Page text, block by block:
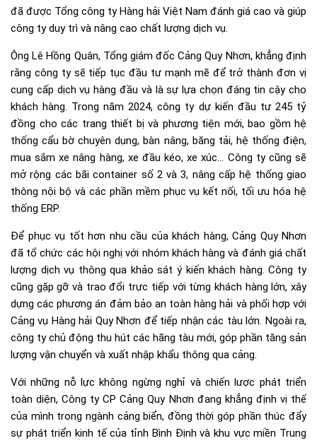
đã được Tổng công ty Hàng hải Việt Nam đánh giá cao và giúp
công ty duy trì và nâng cao chất lượng dịch vụ.
Ông Lê Hồng Quân, Tổng giám đốc Cảng Quy Nhơn, khẳng định
rằng công ty sẽ tiếp tục đầu tư mạnh mẽ để trở thành đơn vị
cung cấp dịch vụ hàng đầu và là sự lựa chọn đáng tin cậy cho
khách hàng. Trong năm 2024, công ty dự kiến đầu tư 245 tỷ
đồng cho các trang thiết bị và phương tiện mới, bao gồm hệ
thống cẩu bờ chuyên dụng, bàn nâng, băng tải, hệ thống điện,
mua sắm xe nâng hàng, xe đầu kéo, xe xúc… Công ty cũng sẽ
mở rộng các bãi container số 2 và 3, nâng cấp hệ thống giao
thông nội bộ và các phần mềm phục vụ kết nối, tối ưu hóa hệ
thống ERP.
Để phục vụ tốt hơn nhu cầu của khách hàng, Cảng Quy Nhơn
đã tổ chức các hội nghị với nhóm khách hàng và đánh giá chất
lượng dịch vụ thông qua khảo sát ý kiến khách hàng. Công ty
cũng gặp gỡ và trao đổi trực tiếp với từng khách hàng lớn, xây
dựng các phương án đảm bảo an toàn hàng hải và phối hợp với
Cảng vụ Hàng hải Quy Nhơn để tiếp nhận các tàu lớn. Ngoài ra,
công ty chủ động thu hút các hãng tàu mới, góp phần tăng sản
lượng vận chuyển và xuất nhập khẩu thông qua cảng.
Với những nỗ lực không ngừng nghỉ và chiến lược phát triển
toàn diện, Công ty CP Cảng Quy Nhơn đang khẳng định vị thế
của mình trong ngành cảng biển, đồng thời góp phần thúc đẩy
sự phát triển kinh tế của tỉnh Bình Định và khu vực miền Trung